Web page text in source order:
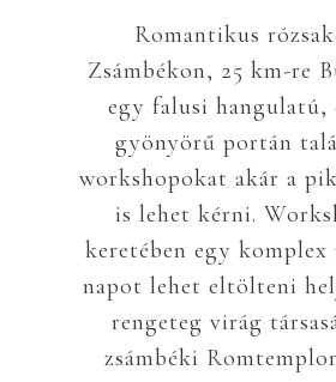
Romantikus
Zsámbékon, 25 km-re
egy falusi hangulatú,
gyönyörű portán
workshopokat akár a
is lehet kérni.
keretében egy
napot lehet eltölteni
rengeteg virág
zsámbéki